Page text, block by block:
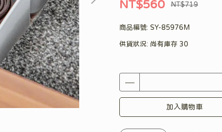
NT$560 NT$719
商品編號: SY-85976M
供貨狀況: 尚有庫存 30
加入購物車